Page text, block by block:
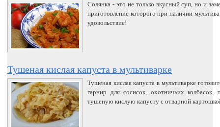
Солянка - это не только вкусный суп, но и
приготовление которого при наличии
удовольствие!
Тушеная кислая капуста в мультиварке
Тушеная кислая капуста в мультиварке
гарнир для сосисок, охотничьих
тушеную кислую капусту с отварной